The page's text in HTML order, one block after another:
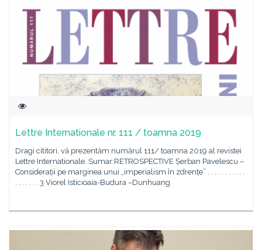
Lettre Internationale nr. 111 / toamna 2019
Dragi cititori, vă prezentăm numărul 111/ toamna 2019 al revistei
Lettre Internationale. Sumar:RETROSPECTIVE Șerban Pavelescu –
Considerații pe marginea unui „imperialism în zdrențe” . . . . . . . . . . .
. . . . . . . 3 Viorel Isticioaia-Budura –Dunhuang